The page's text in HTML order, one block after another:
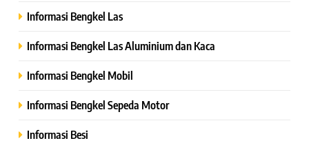
Informasi Bengkel Las
Informasi Bengkel Las Aluminium dan Kaca
Informasi Bengkel Mobil
Informasi Bengkel Sepeda Motor
Informasi Besi